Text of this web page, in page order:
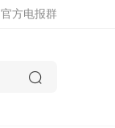
官方电报群